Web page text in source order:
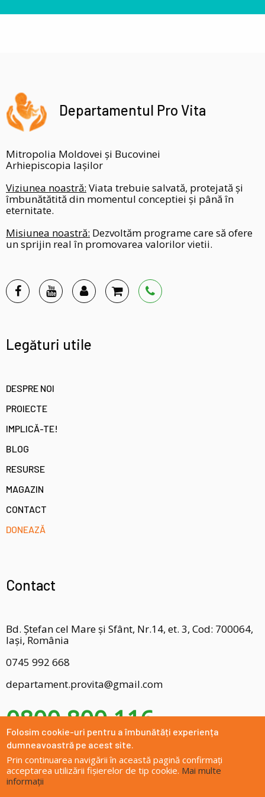
Departamentul Pro Vita
Mitropolia Moldovei și Bucovinei
Arhiepiscopia Iașilor
Viziunea noastră: Viata trebuie salvată, protejată și
îmbunătătită din momentul conceptiei și până în
eternitate.
Misiunea noastră: Dezvoltăm programe care să ofere
un sprijin real în promovarea valorilor vietii.
Legături utile
DESPRE NOI
PROIECTE
IMPLICĂ-TE!
BLOG
RESURSE
MAGAZIN
CONTACT
DONEAZĂ
Contact
Bd. Ștefan cel Mare și Sfânt, Nr.14, et. 3, Cod: 700064,
Iași, România
0745 992 668
departament.provita@gmail.com
0800 800 116
Folosim cookie-uri pentru a îmbunătăți experiența
dumneavoastră pe acest site.
Prin continuarea navigării în această pagină confirmați
acceptarea utilizării fișierelor de tip cookie. Mai multe
informații